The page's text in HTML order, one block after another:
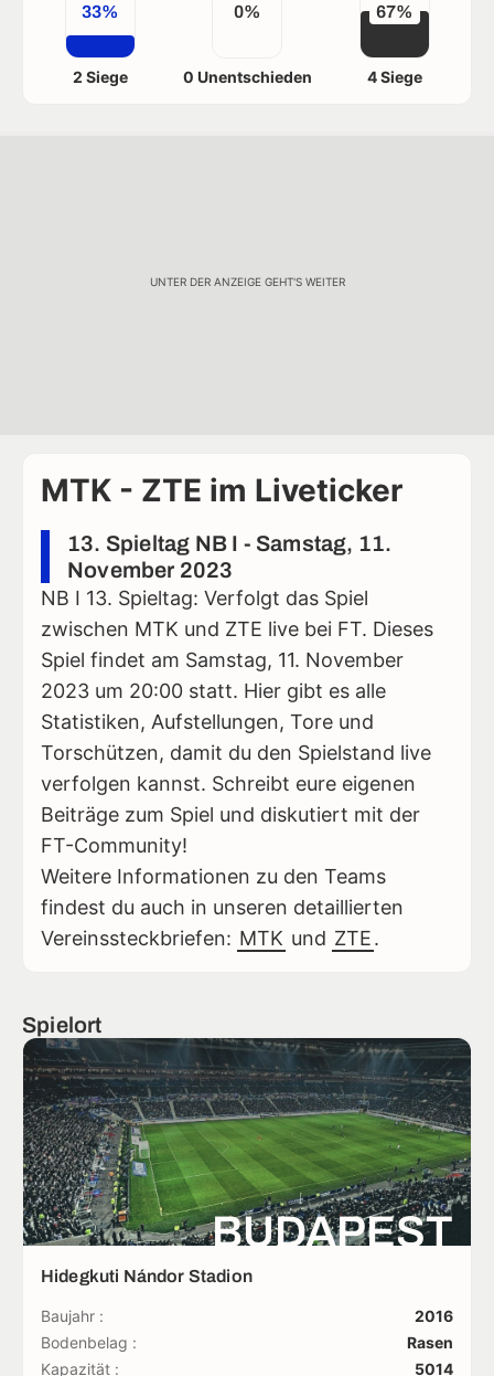
33%
2 Siege
0%
0 Unentschieden
67%
4 Siege
UNTER DER ANZEIGE GEHT'S WEITER
MTK - ZTE im Liveticker
13. Spieltag NB I - Samstag, 11.
November 2023
NB I 13. Spieltag: Verfolgt das Spiel
zwischen MTK und ZTE live bei FT. Dieses
Spiel findet am Samstag, 11. November
2023 um 20:00 statt. Hier gibt es alle
Statistiken, Aufstellungen, Tore und
Torschützen, damit du den Spielstand live
verfolgen kannst. Schreibt eure eigenen
Beiträge zum Spiel und diskutiert mit der
FT-Community!
Weitere Informationen zu den Teams
findest du auch in unseren detaillierten
Vereinssteckbriefen: MTK und ZTE.
Spielort
BUDAPEST
Hidegkuti Nándor Stadion
Baujahr :
2016
Bodenbelag :
Rasen
Kapazität :
5014